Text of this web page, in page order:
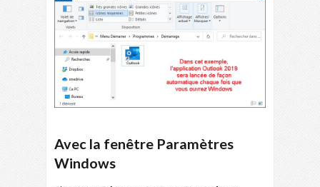
Avec la fenêtre Paramètres
Windows